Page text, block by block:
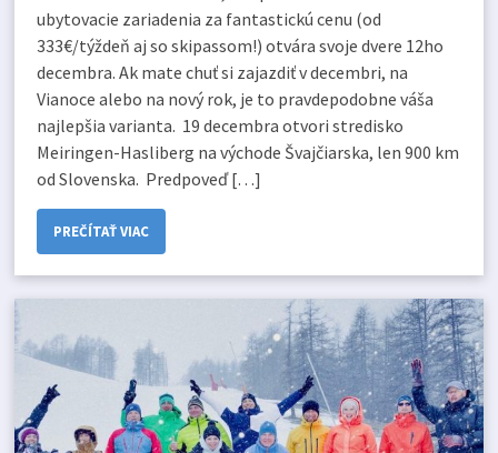
ubytovacie zariadenia za fantastickú cenu (od
333€/týždeň aj so skipassom!) otvára svoje dvere 12ho
decembra. Ak mate chuť si zajazdiť v decembri, na
Vianoce alebo na nový rok, je to pravdepodobne váša
najlepšia varianta. 19 decembra otvori stredisko
Meiringen-Hasliberg na východe Švajčiarska, len 900 km
od Slovenska. Predpoveď […]
PREČÍTAŤ VIAC